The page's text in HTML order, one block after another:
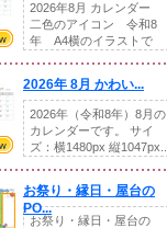
2026年8月 カレンダー
二色のアイコン 令和8
年 A4横のイラストで
2026年 8月 かわい...
2026年（令和8年）8月の
カレンダーです。 サイ
ズ：横1480px 縦1047px...
お祭り・縁日・屋台の
PO...
お祭り・縁日・屋台の